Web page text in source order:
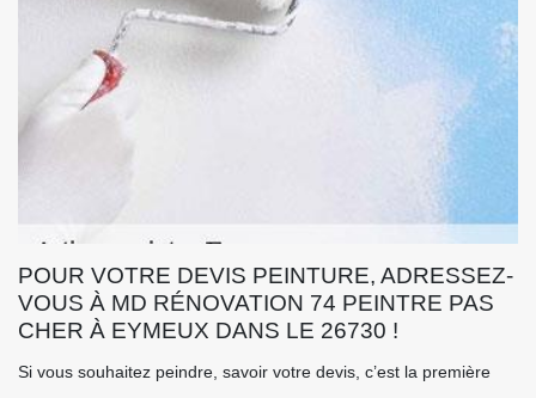
POUR VOTRE DEVIS PEINTURE, ADRESSEZ-
VOUS À MD RÉNOVATION 74 PEINTRE PAS
CHER À EYMEUX DANS LE 26730 !
Si vous souhaitez peindre, savoir votre devis, c’est la première